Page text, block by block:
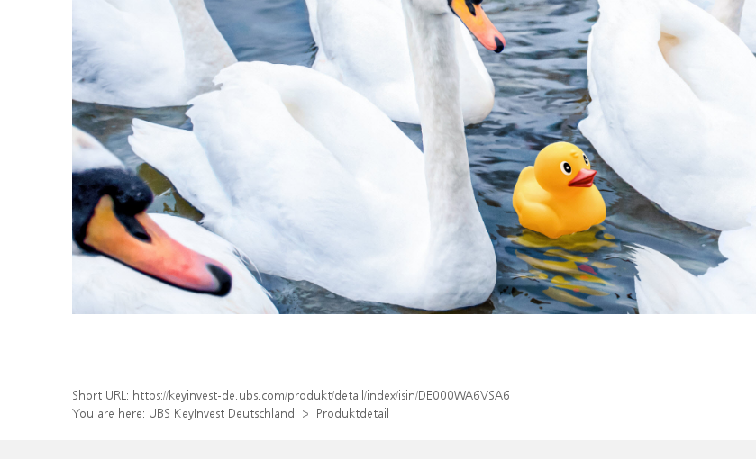
Short URL: https://keyinvest-de.ubs.com/produkt/detail/index/isin/DE000WA6VSA6
You are here: UBS KeyInvest Deutschland Produktdetail